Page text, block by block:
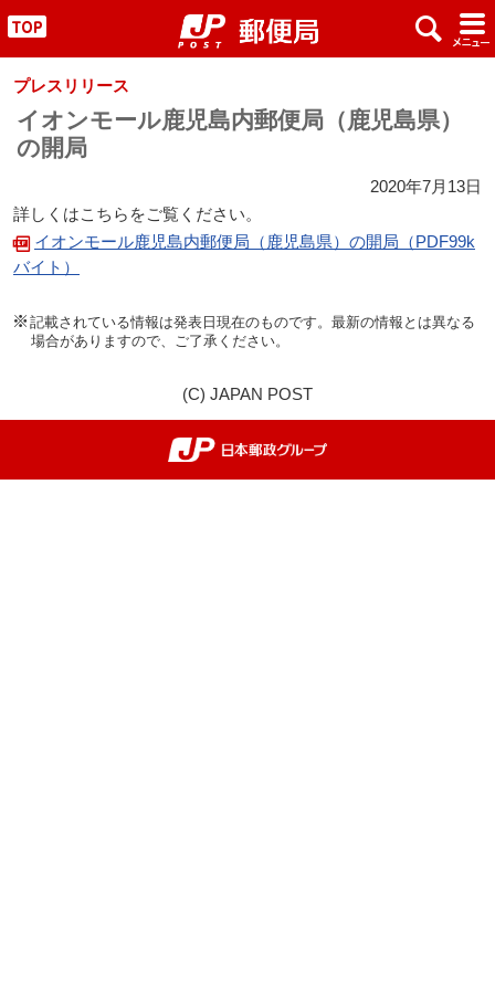
" x #
プレスリリース
イオンモール鹿児島内郵便局（鹿児島県）
の開局
2020年7月13日
詳しくはこちらをご覧ください。
イオンモール鹿児島内郵便局（鹿児島県）の開局（PDF99k
バイト）
記載されている情報は発表日現在のものです。最新の情報とは異なる
場合がありますので、ご了承ください。
(C) JAPAN POST